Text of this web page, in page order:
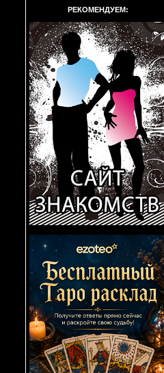
РЕКОМЕНДУЕМ: